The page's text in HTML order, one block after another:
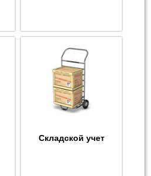
Складской учет